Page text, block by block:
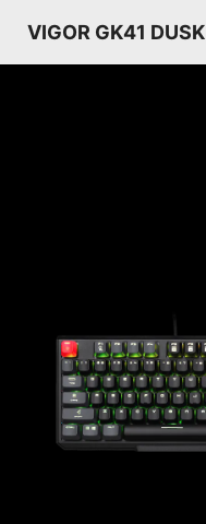
VIGOR GK41 DUSK